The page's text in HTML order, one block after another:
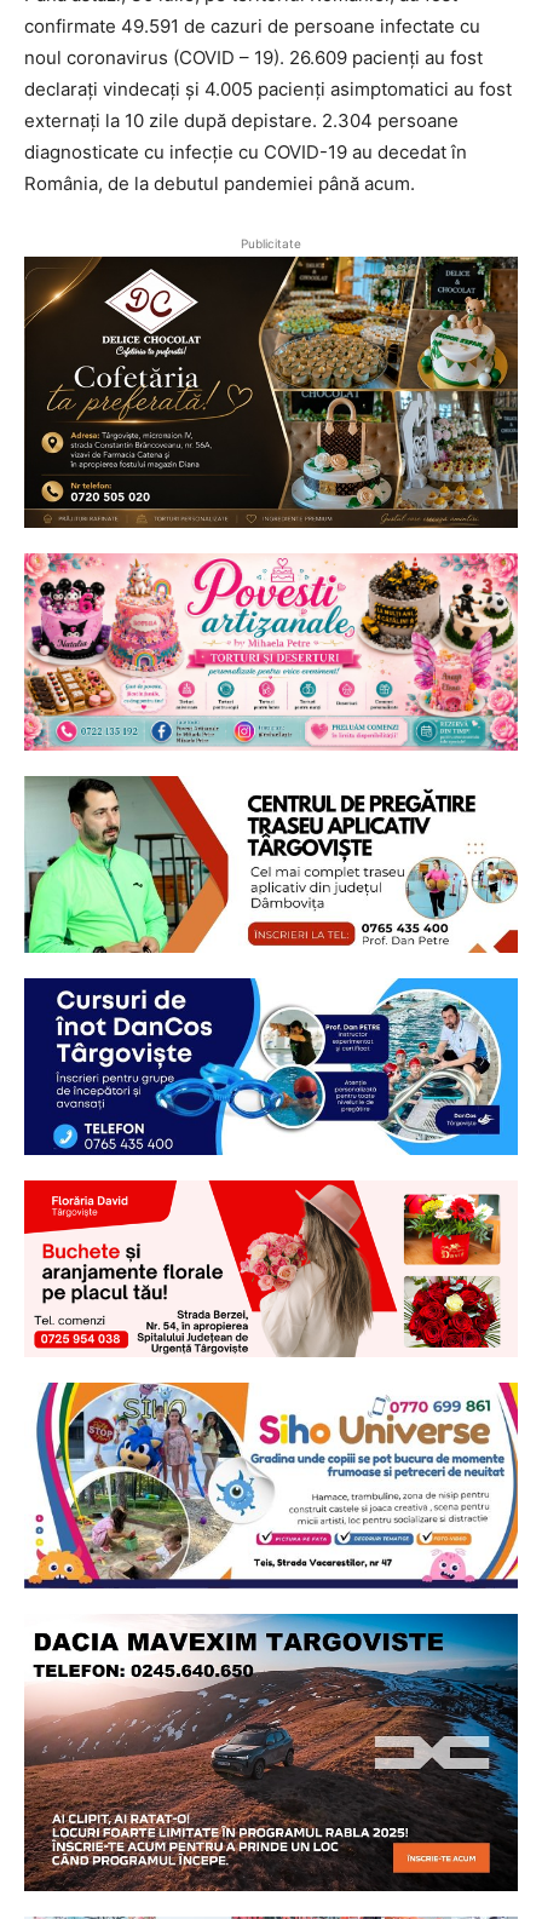
confirmate 49.591 de cazuri de persoane infectate cu
noul coronavirus (COVID – 19). 26.609 pacienți au fost
declarați vindecați și 4.005 pacienți asimptomatici au fost
externați la 10 zile după depistare. 2.304 persoane
diagnosticate cu infecție cu COVID-19 au decedat în
România, de la debutul pandemiei până acum.
Publicitate